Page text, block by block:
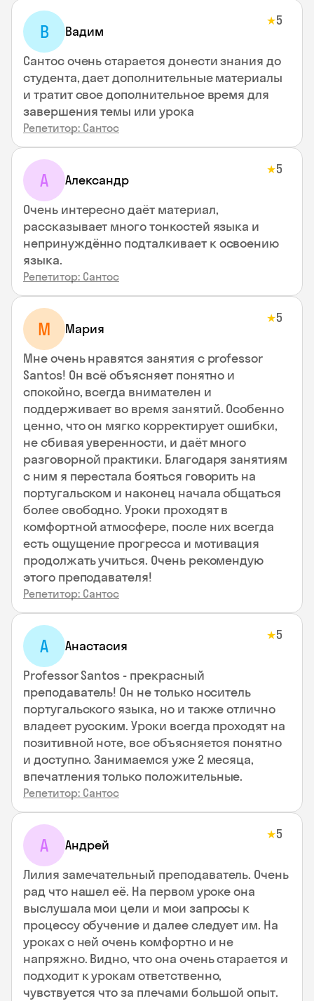
В Вадим
★5
Сантос очень старается донести знания до
студента, дает дополнительные материалы
и тратит свое дополнительное время для
завершения темы или урока
Репетитор: Сантос
А Александр
★5
Очень интересно даёт материал,
рассказывает много тонкостей языка и
непринуждённо подталкивает к освоению
языка.
Репетитор: Сантос
М Мария
★5
Мне очень нравятся занятия с professor
Santos! Он всё объясняет понятно и
спокойно, всегда внимателен и
поддерживает во время занятий. Особенно
ценно, что он мягко корректирует ошибки,
не сбивая уверенности, и даёт много
разговорной практики. Благодаря занятиям
с ним я перестала бояться говорить на
португальском и наконец начала общаться
более свободно. Уроки проходят в
комфортной атмосфере, после них всегда
есть ощущение прогресса и мотивация
продолжать учиться. Очень рекомендую
этого преподавателя!
Репетитор: Сантос
А Анастасия
★5
Professor Santos - прекрасный
преподаватель! Он не только носитель
португальского языка, но и также отлично
владеет русским. Уроки всегда проходят на
позитивной ноте, все объясняется понятно
и доступно. Занимаемся уже 2 месяца,
впечатления только положительные.
Репетитор: Сантос
А Андрей
★5
Лилия замечательный преподаватель. Очень
рад что нашел её. На первом уроке она
выслушала мои цели и мои запросы к
процессу обучение и далее следует им. На
уроках с ней очень комфортно и не
напряжно. Видно, что она очень старается и
подходит к урокам ответственно,
чувствуется что за плечами большой опыт.